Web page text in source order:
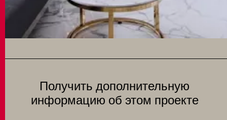
Получить дополнительную
информацию об этом проекте